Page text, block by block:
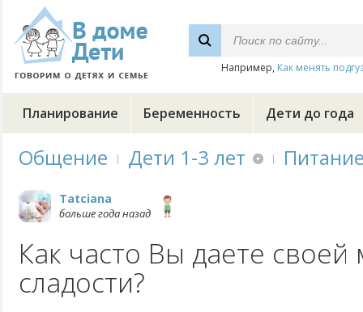
Например, Как менять
Планирование Беременность Дети до года
Общение Дети 1-3 лет
Tatciana
больше года назад
Как часто Вы даете
сладости?